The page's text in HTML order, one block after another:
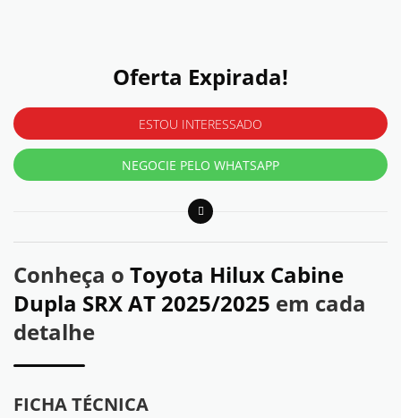
Oferta Expirada!
ESTOU INTERESSADO
NEGOCIE PELO WHATSAPP
Conheça o Toyota Hilux Cabine
Dupla SRX AT 2025/2025 em cada
detalhe
FICHA TÉCNICA